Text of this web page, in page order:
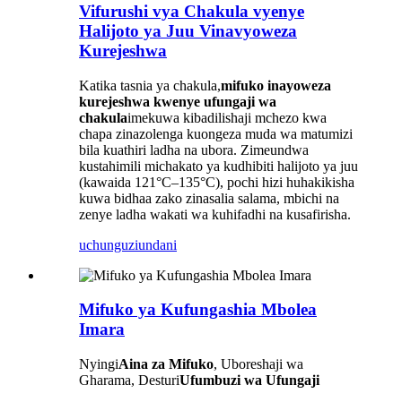
Vifurushi vya Chakula vyenye
Halijoto ya Juu Vinavyoweza
Kurejeshwa
Katika tasnia ya chakula,mifuko inayoweza
kurejeshwa kwenye ufungaji wa
chakulaimekuwa kibadilishaji mchezo kwa
chapa zinazolenga kuongeza muda wa matumizi
bila kuathiri ladha na ubora. Zimeundwa
kustahimili michakato ya kudhibiti halijoto ya juu
(kawaida 121°C–135°C), pochi hizi huhakikisha
kuwa bidhaa zako zinasalia salama, mbichi na
zenye ladha wakati wa kuhifadhi na kusafirisha.
uchunguziundani
Mifuko ya Kufungashia Mbolea
Imara
NyingiAina za Mifuko, Uboreshaji wa
Gharama, DesturiUfumbuzi wa Ufungaji